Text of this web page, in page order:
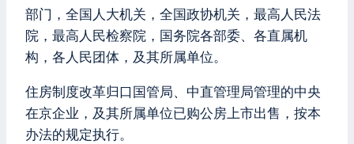
部门，全国人大机关，全国政协机关，最高人民法
院，最高人民检察院，国务院各部委、各直属机
构，各人民团体，及其所属单位。
住房制度改革归口国管局、中直管理局管理的中央
在京企业，及其所属单位已购公房上市出售，按本
办法的规定执行。